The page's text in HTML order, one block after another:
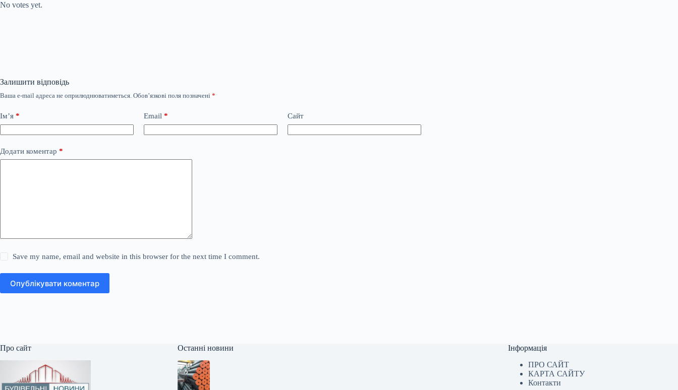
No votes yet.
Залишити відповідь
Ваша e-mail адреса не оприлюднюватиметься. Обов’язкові поля позначені *
Ім’я * Email * Сайт
Додати коментар *
Save my name, email and website in this browser for the next time I comment.
Опублікувати коментар
Про сайт Останні новини
Інформація
ПРО САЙТ
КАРТА САЙТУ
Контакти